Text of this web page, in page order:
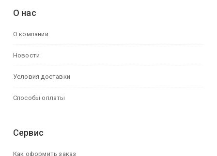
О нас
О компании
Новости
Условия доставки
Способы оплаты
Сервис
Как оформить заказ